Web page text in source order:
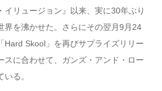
イリュージョン』以来、実に30年ぶり
界を沸かせた。さらにその翌月9月24
Hard Skool」を再びサプライズリリー
スに合わせて、ガンズ・アンド・ロー
る。